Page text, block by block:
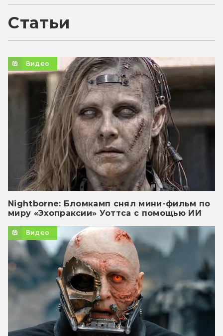
Статьи
Видео
Nightborne: Бломкамп снял мини-фильм по
миру «Эхопраксии» Уоттса с помощью ИИ
Видео